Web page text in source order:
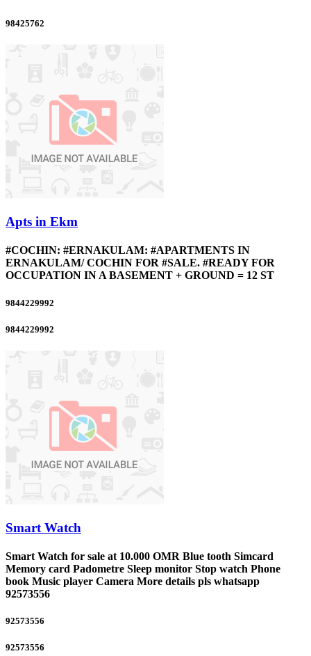
98425762
Apts in Ekm
#COCHIN: #ERNAKULAM: #APARTMENTS IN
ERNAKULAM/ COCHIN FOR #SALE. #READY FOR
OCCUPATION IN A BASEMENT + GROUND = 12 ST
9844229992
9844229992
Smart Watch
Smart Watch for sale at 10.000 OMR Blue tooth Simcard
Memory card Padometre Sleep monitor Stop watch Phone
book Music player Camera More details pls whatsapp
92573556
92573556
92573556